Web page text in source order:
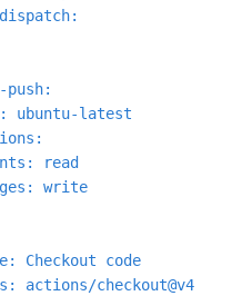
push:
ubuntu-latest
read
write
Checkout code
actions/checkout@v4